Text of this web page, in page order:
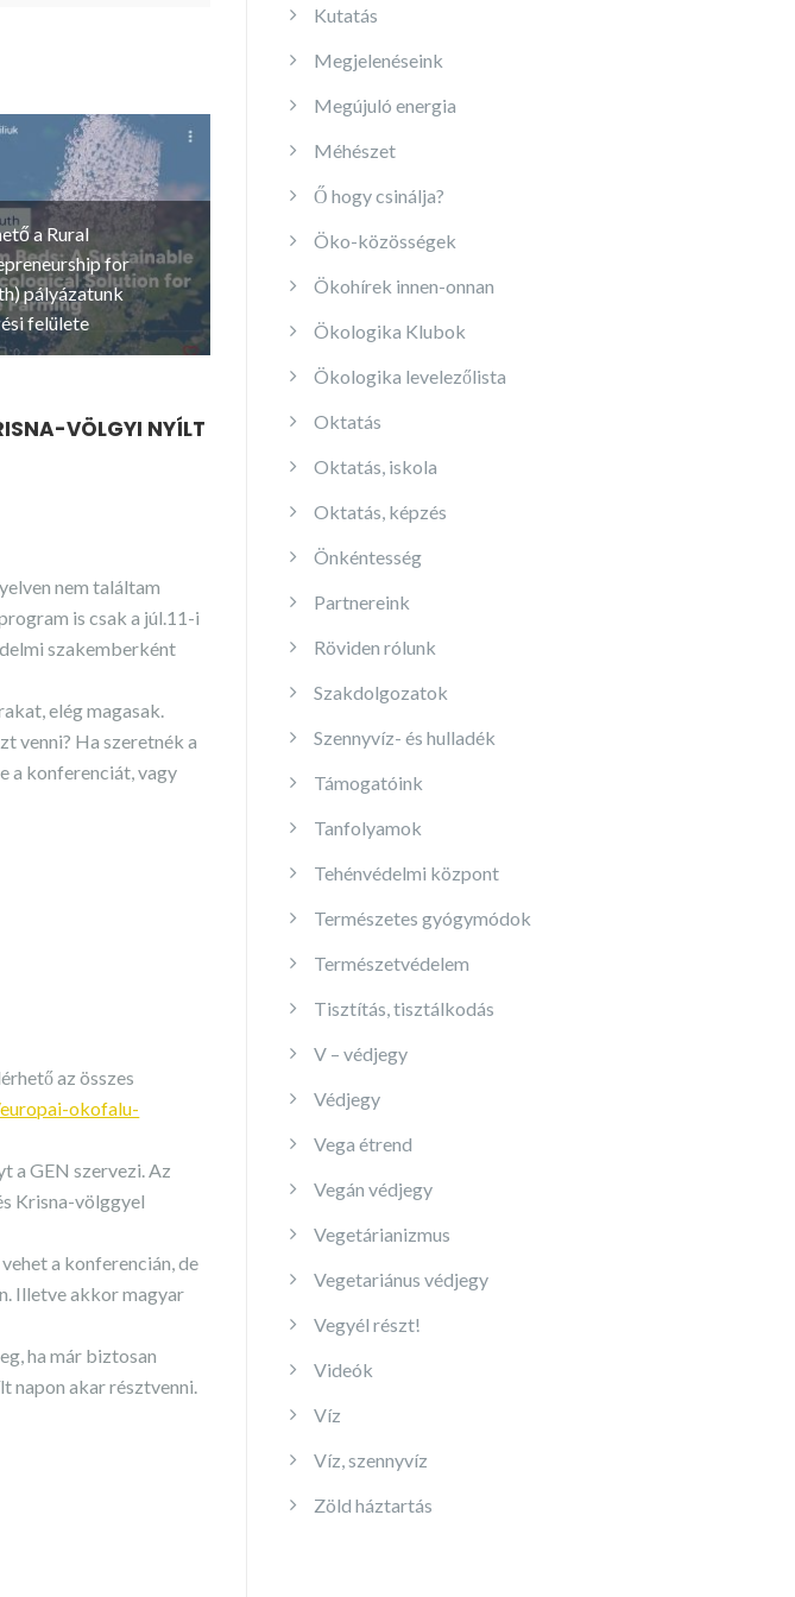
a Rural
for
pályázatunk
felülete
VÖLGYI NYÍLT
nem találtam
is csak a júl.11-i
szakemberként
elég magasak.
venni? Ha szeretnék a
a konferenciát, vagy
az összes
okofalu-
a GEN szervezi. Az
Krisna-völggyel
a konferencián, de
Illetve akkor magyar
ha már biztosan
napon akar résztvenni.
Kutatás
Megjelenéseink
Megújuló energia
Méhészet
Ő hogy csinálja?
Öko-közösségek
Ökohírek innen-onnan
Ökologika Klubok
Ökologika levelezőlista
Oktatás
Oktatás, iskola
Oktatás, képzés
Önkéntesség
Partnereink
Röviden rólunk
Szakdolgozatok
Szennyvíz- és hulladék
Támogatóink
Tanfolyamok
Tehénvédelmi központ
Természetes gyógymódok
Természetvédelem
Tisztítás, tisztálkodás
V – védjegy
Védjegy
Vega étrend
Vegán védjegy
Vegetárianizmus
Vegetariánus védjegy
Vegyél részt!
Videók
Víz
Víz, szennyvíz
Zöld háztartás